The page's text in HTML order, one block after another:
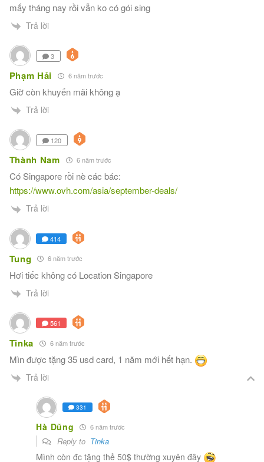
mấy tháng nay rồi vẫn ko có gói sing
Trả lời
3
Phạm Hải 6 năm trước
Giờ còn khuyến mãi không ạ
Trả lời
120
Thành Nam 6 năm trước
Có Singapore rồi nè các bác:
https://www.ovh.com/asia/september-deals/
Trả lời
414
Tung 6 năm trước
Hơi tiếc không có Location Singapore
Trả lời
561
Tinka 6 năm trước
Mìn được tặng 35 usd card, 1 năm mới hết hạn.
Trả lời
331
Hà Dũng 6 năm trước
Reply to Tinka
Mình còn đc tặng thẻ 50$ thường xuyên đây